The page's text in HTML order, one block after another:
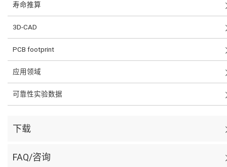
寿命推算
3D-CAD
PCB footprint
应用领域
可靠性实验数据
下载
FAQ/咨询